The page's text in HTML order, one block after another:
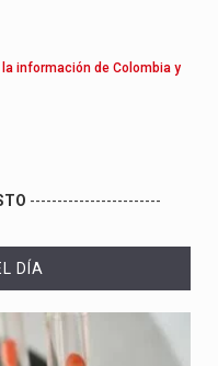
información de Colombia y
------------------------
DÍA